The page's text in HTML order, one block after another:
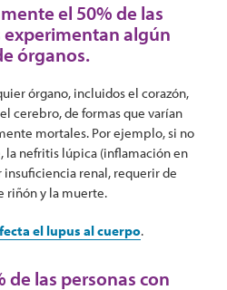
el 50% de las
experimentan algún
órganos.
órgano, incluidos el corazón,
cerebro, de formas que varían
mortales. Por ejemplo, si no
la nefritis lúpica (inflamación en
renal, requerir de
riñón y la muerte.
el lupus al cuerpo.
de las personas con